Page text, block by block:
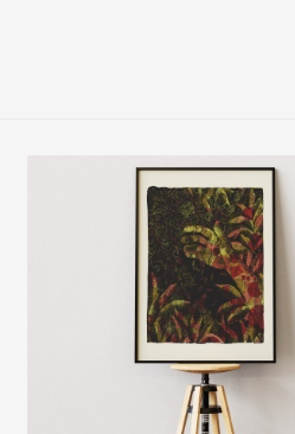
PROMESSA DE UM
15,00 € — 35,00 €